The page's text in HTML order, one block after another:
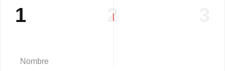
1
2 3
Nombre